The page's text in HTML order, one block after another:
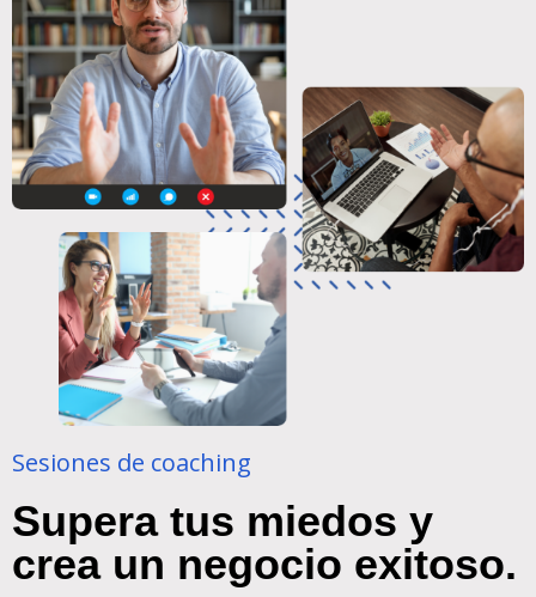
Sesiones de coaching
Supera tus miedos y
crea un negocio exitoso.